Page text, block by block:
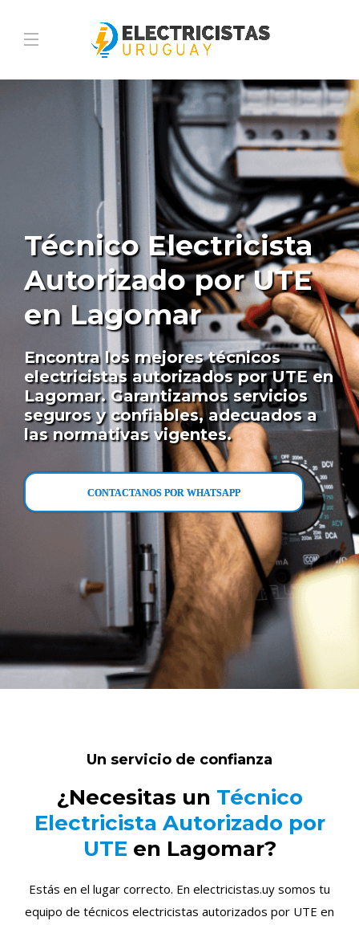
Técnico Electricista
Autorizado por UTE
en Lagomar
Encontra los mejores técnicos
electricistas autorizados por UTE en
Lagomar. Garantizamos servicios
seguros y confiables, adecuados a
las normativas vigentes.
CONTACTANOS POR WHATSAPP
Un servicio de confianza
¿Necesitas un Técnico
Electricista Autorizado por
UTE en Lagomar?
Estás en el lugar correcto. En electricistas.uy somos tu
equipo de técnicos electricistas autorizados por UTE en